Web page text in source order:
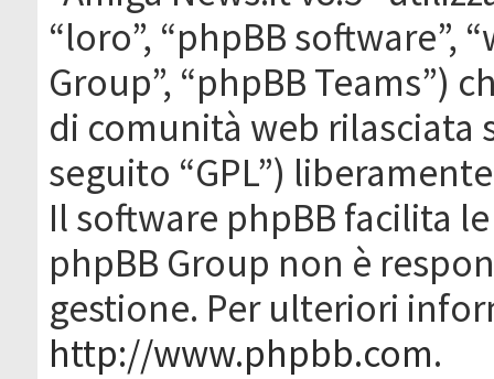
“loro”, “phpBB software”,
Group”, “phpBB Teams”)
di comunità web rilasciata
seguito “GPL”)
Il software phpBB facilita
phpBB Group non è
gestione. Per ulteriori
http://www.phpbb.com.